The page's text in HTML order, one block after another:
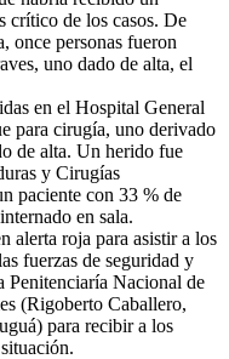
crítico de los casos. De
once personas fueron
uno dado de alta, el
en el Hospital General
para cirugía, uno derivado
de alta. Un herido fue
y Cirugías
paciente con 33 % de
en sala.
alerta roja para asistir a los
fuerzas de seguridad y
Penitenciaría Nacional de
(Rigoberto Caballero,
para recibir a los